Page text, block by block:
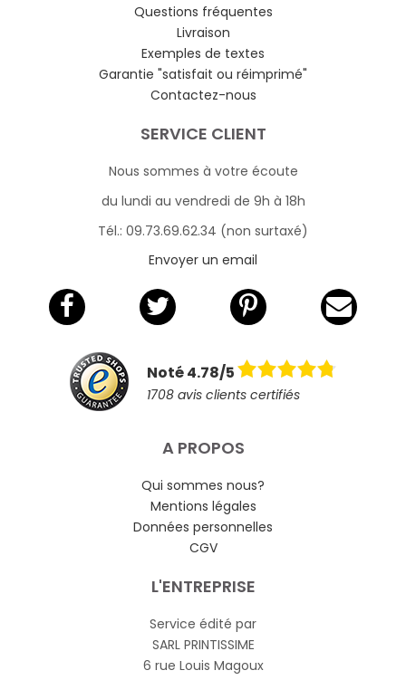
Questions fréquentes
Livraison
Exemples de textes
Garantie "satisfait ou réimprimé"
Contactez-nous
SERVICE CLIENT
Nous sommes à votre écoute
du lundi au vendredi de 9h à 18h
Tél.: 09.73.69.62.34 (non surtaxé)
Envoyer un email
Noté 4.78/5
1708 avis clients certifiés
A PROPOS
Qui sommes nous?
Mentions légales
Données personnelles
CGV
L'ENTREPRISE
Service édité par
SARL PRINTISSIME
6 rue Louis Magoux